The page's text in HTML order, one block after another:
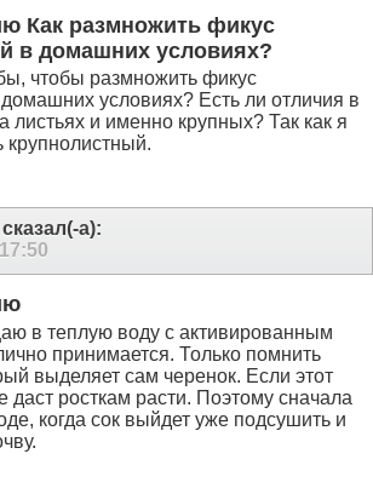
Как размножить фикус
в домашних условиях?
чтобы размножить фикус
условиях? Есть ли отличия в
листьях и именно крупных? Так как я
крупнолистный.
сказал(-а):
17:50
в теплую воду с активированным
принимается. Только помнить
выделяет сам черенок. Если этот
даст росткам расти. Поэтому сначала
когда сок выйдет уже подсушить и